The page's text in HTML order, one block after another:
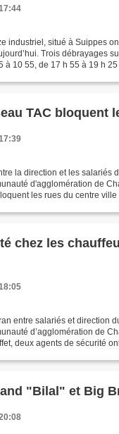
industriel, situé à Suippes
Trois débrayages
à 10 55, de 17 h 55 à 19 h
TAC bloquent
la direction et les salariés
d'agglomération de
les rues du centre ville
chez les
entre salariés et direction
d’agglomération de
deux agents de sécurité
"Bilal" et Big